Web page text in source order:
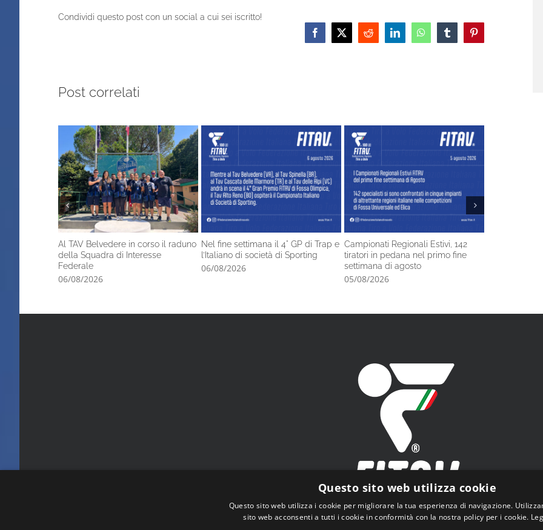
Condividi questo post con un social a cui sei iscritto!
Facebook
X RedditLinkedInWhatsAppTumblrPinterest
Post correlati
Al TAV Belvedere in corso il raduno
della Squadra di Interesse
Federale
06/08/2026
Nel fine settimana il 4° GP di Trap e
l’Italiano di società di Sporting
06/08/2026
Campionati Regionali Estivi, 142
tiratori in pedana nel primo fine
settimana di agosto
05/08/2026
FITAV - Federazione Italiana Tiro a Volo - Viale Tiziano n.74, 00196
Questo sito web utilizza cookie
Questo sito web utilizza i cookie per migliorare la tua esperienza di navigazione.
sito web acconsenti a tutti i cookie in conformità con la nostra policy per i cookie.